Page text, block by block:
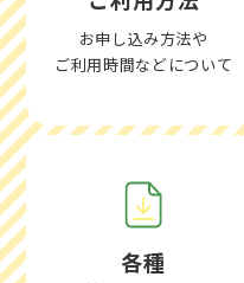
金 ○ ○ ○
27
日 ○ ○ ○
休
休
お申し込み方法や
ご利用時間などについて
各種